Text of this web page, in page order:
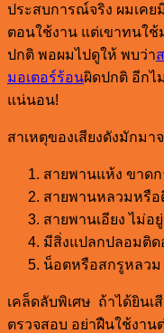
ประสบการณ์จริง ผมเคย
ตอนใช้งาน แต่เขาทนใช้
ปกติ พอผมไปดูให้ พบว่า
มอเตอร์ร้อนผิดปกติ อีกไ
แน่นอน!
สาเหตุของเสียงดังมักมา
สายพานแห้ง ขาด
สายพานหลวมหรือ
สายพานเอียง ไม่อ
มีสิ่งแปลกปลอมติด
น็อตหรือสกรูหลว
เคล็ดลับพิเศษ ถ้าได้ยินเ
ตรวจสอบ อย่าฝืนใช้งาน